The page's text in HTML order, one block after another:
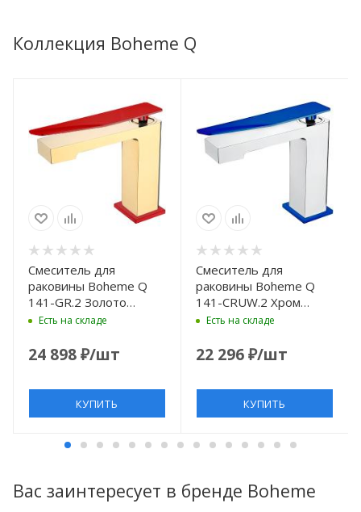
Коллекция Boheme Q
Смеситель для
раковины Boheme Q
141-GR.2 Золото
Красный
Есть на складе
24 898₽/шт
КУПИТЬ
Смеситель для
раковины Boheme Q
141-CRUW.2 Хром
Синий
Есть на складе
22 296₽/шт
КУПИТЬ
Вас заинтересует в бренде Boheme